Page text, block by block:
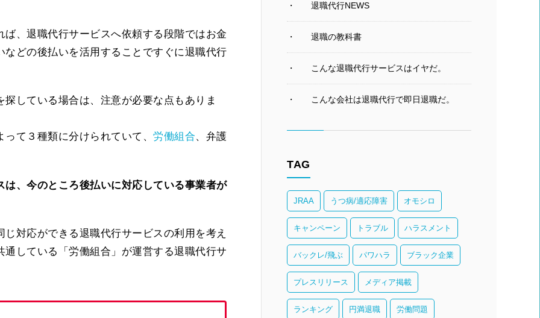
、退職代行サービスへ依頼する段階ではお金
どの後払いを活用することですぐに退職代行
している場合は、注意が必要な点もありま
て３種類に分けられていて、 労働組合、弁護
、今のところ後払いに対応している事業者が
対応ができる退職代行サービスの利用を考え
している「労働組合」が運営する退職代行サ
退職代行NEWS
退職の教科書
こんな退職代行サービスはイヤだ。
こんな会社は退職代行で即日退職だ。
TAG
JRAA うつ病/適応障害 オモシロ
キャンペーン トラブル ハラスメント
バックレ/飛ぶ パワハラ ブラック企業
プレスリリース メディア掲載
ランキング 円満退職 労働問題